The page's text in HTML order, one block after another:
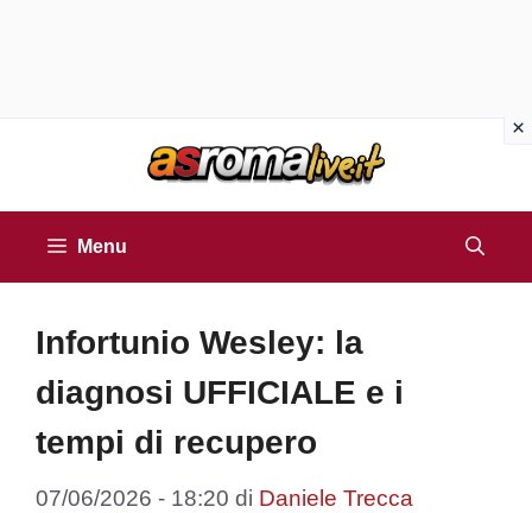
Menu
Infortunio Wesley: la
diagnosi UFFICIALE e i
tempi di recupero
07/06/2026 - 18:20 di Daniele Trecca